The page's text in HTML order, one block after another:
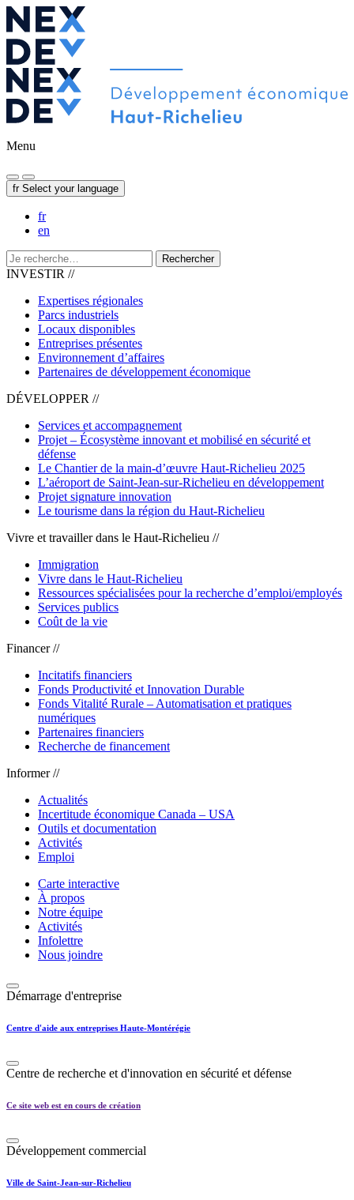
Menu
fr Select your language
fr
en
Rechercher
INVESTIR //
Expertises régionales
Parcs industriels
Locaux disponibles
Entreprises présentes
Environnement d’affaires
Partenaires de développement économique
DÉVELOPPER //
Services et accompagnement
Projet – Écosystème innovant et mobilisé en sécurité et
défense
Le Chantier de la main-d’œuvre Haut-Richelieu 2025
L’aéroport de Saint-Jean-sur-Richelieu en développement
Projet signature innovation
Le tourisme dans la région du Haut-Richelieu
Vivre et travailler dans le Haut-Richelieu //
Immigration
Vivre dans le Haut-Richelieu
Ressources spécialisées pour la recherche d’emploi/employés
Services publics
Coût de la vie
Financer //
Incitatifs financiers
Fonds Productivité et Innovation Durable
Fonds Vitalité Rurale – Automatisation et pratiques
numériques
Partenaires financiers
Recherche de financement
Informer //
Actualités
Incertitude économique Canada – USA
Outils et documentation
Activités
Emploi
Carte interactive
À propos
Notre équipe
Activités
Infolettre
Nous joindre
Démarrage d'entreprise
Centre d'aide aux entreprises Haute-Montérégie
Centre de recherche et d'innovation en sécurité et défense
Ce site web est en cours de création
Développement commercial
Ville de Saint-Jean-sur-Richelieu